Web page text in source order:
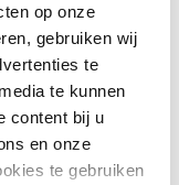
op onze
gebruiken wij
te
te kunnen
content bij u
en onze
te gebruiken